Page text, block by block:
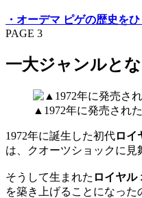
・オーデマ ピゲの歴史をひ
PAGE 3
一大ジャンルと
▲1972年に発売され
1972年に誕生した初代ロイ
は、クオーツショックに見
そうして生まれた ロイヤル
を築き上げることになった